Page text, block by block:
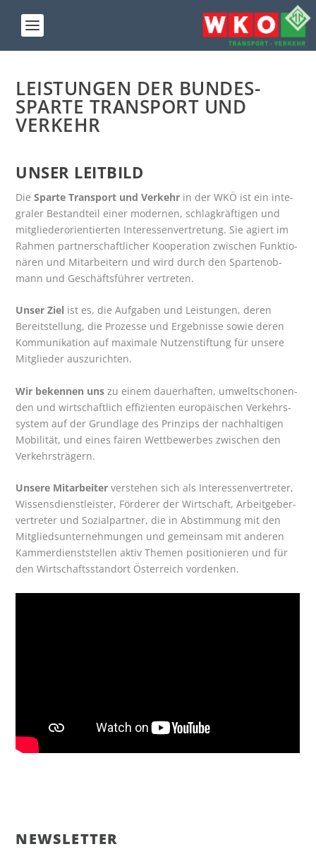
LEIS­TUN­GEN DER BUN­DES­
SPAR­TE TRANS­PORT UND
VERKEHR
UNSER LEIT­BILD
DieSpar­te Trans­port und Ver­kehr in der WKÖ ist ein inte­
gra­ler Bestand­teil einer moder­nen, schlag­kräf­ti­gen und
mit­glie­der­ori­en­tier­ten Inter­es­sen­ver­tre­tung. Sie agiert im
Rah­men part­ner­schaft­li­cher Koope­ra­ti­on zwi­schen Funk­tio­
nä­ren und Mit­ar­bei­tern und wird durch den Spar­ten­ob­
mann und Geschäfts­füh­rer vertreten.
Unser Ziel ist es, die Auf­ga­ben und Leis­tun­gen, deren
Bereit­stel­lung, die Pro­zes­se und Ergeb­nis­se sowie deren
Kom­mu­ni­ka­ti­on auf maxi­ma­le Nut­zen­stif­tung für unse­re
Mit­glie­der auszurichten.
Wir beken­nen uns zu einem dau­er­haf­ten, umwelt­scho­nen­
den und wirt­schaft­lich effi­zi­en­ten euro­päi­schen Ver­kehrs­
sys­tem auf der Grund­la­ge des Prin­zips der nach­hal­ti­gen
Mobi­li­tät, und eines fai­ren Wett­be­wer­bes zwi­schen den
Verkehrsträgern.
Unse­re Mit­ar­bei­ter ver­ste­hen sich als Inter­es­sen­ver­tre­ter,
Wis­sens­dienst­leis­ter, För­de­rer der Wirt­schaft, Arbeit­ge­ber­
ver­tre­ter und Sozi­al­part­ner, die in Abstim­mung mit den
Mit­glieds­un­ter­neh­mun­gen und gemein­sam mit ande­ren
Kam­mer­dienst­stel­len aktiv The­men posi­tio­nie­ren und für
den Wirt­schafts­stand­ort Öster­reich vordenken.
NEWS­LET­TER